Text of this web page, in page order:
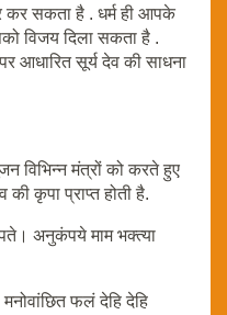
कर सकता है . धर्म ही आपके
विजय दिला सकता है .
आधारित सूर्य देव की साधना
विभिन्न मंत्रों को करते हुए
कृपा प्राप्त होती है.
अनुकंपये माम भक्त्या
फलं देहि देहि